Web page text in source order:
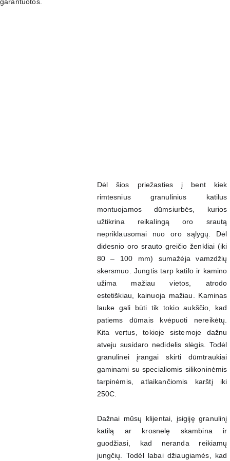
Dėl šios priežasties į bent kiek
rimtesnius granulinius katilus
montuojamos dūmsiurbės, kurios
užtikrina reikalingą oro srautą
nepriklausomai nuo oro sąlygų. Dėl
didesnio oro srauto greičio ženkliai (iki
80 – 100 mm) sumažėja vamzdžių
skersmuo. Jungtis tarp katilo ir kamino
užima mažiau vietos, atrodo
estetiškiau, kainuoja mažiau. Kaminas
lauke gali būti tik tokio aukščio, kad
patiems dūmais kvėpuoti nereikėtų.
Kita vertus, tokioje sistemoje dažnu
atveju susidaro nedidelis slėgis. Todėl
granulinei įrangai skirti dūmtraukiai
gaminami su specialiomis silikoninėmis
tarpinėmis, atlaikančiomis karštį iki
250C.
Dažnai mūsų klijentai, įsigiję granulinį
katilą ar krosnelę skambina ir
guodžiasi, kad neranda reikiamų
jungčių. Todėl labai džiaugiamės, kad